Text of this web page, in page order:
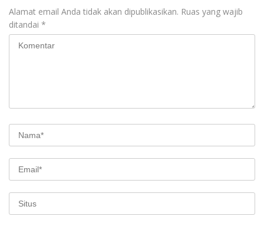
Alamat email Anda tidak akan dipublikasikan. Ruas yang wajib
ditandai *